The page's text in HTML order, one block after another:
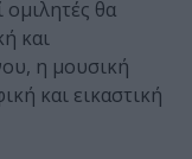
ομιλητές θα
και
η μουσική
και εικαστική